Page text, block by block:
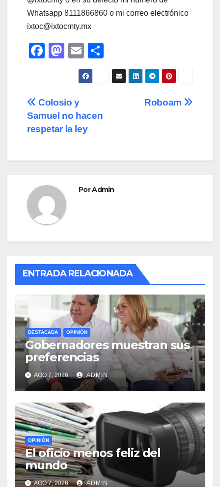
Whatsapp 8111866860 o mi correo electrónico
ixtoc@ixtocmty.mx
F
e
b
o
k
M
o
d
o
E
m
ail
o
m
Navegación
de
Roboam
Colosio y
Samuel no hacen
respetar la ley
PorAdmin
ENTRADA RELACIONADA
DESTACADA OPINIÓN
Gobernadores muestran sus
preferencias
AGO 7, 2026 ADMIN
OPINIÓN
El oficio menos feliz del
mundo
AGO 7, 2026 ADMIN